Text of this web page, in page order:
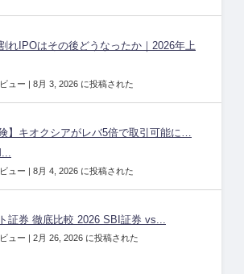
れIPOはその後どうなったか｜2026年上
ュー | 8月 3, 2026 に投稿された
険】キオクシアがレバ5倍で取引可能に…
ュー | 8月 4, 2026 に投稿された
証券 徹底比較 2026 SBI証券 vs...
ュー | 2月 26, 2026 に投稿された